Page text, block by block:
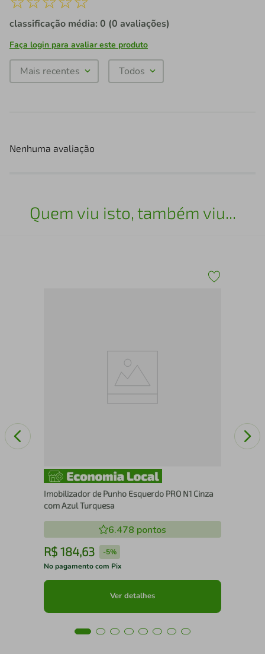
classificação média: 0 (0 avaliações)
Faça login para avaliar este produto
Mais recentes Todos
Nenhuma avaliação
Quem viu isto, também viu...
Imobilizador de Punho Esquerdo PRO N1 Cinza
com Azul Turquesa
6.478 pontos
R$ 184,63 -5%
No pagamento com Pix
Ver detalhes